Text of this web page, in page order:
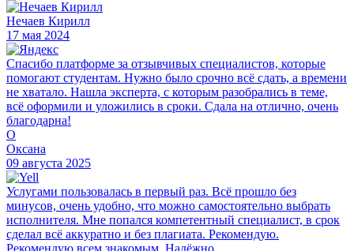
Нечаев Кирилл
17 мая 2024
Спасибо платформе за отзывчивых специалистов, которые
помогают студентам. Нужно было срочно всё сдать, а времени
не хватало. Нашла эксперта, с которым разобрались в теме,
всё оформили и уложились в сроки. Сдала на отлично, очень
благодарна!
О
Оксана
09 августа 2025
Услугами пользовалась в первый раз. Всё прошло без
минусов, очень удобно, что можно самостоятельно выбрать
исполнителя. Мне попался компетентный специалист, в срок
сделал всё аккуратно и без плагиата. Рекомендую.
Рекомендую всем знакомым. Надёжно.